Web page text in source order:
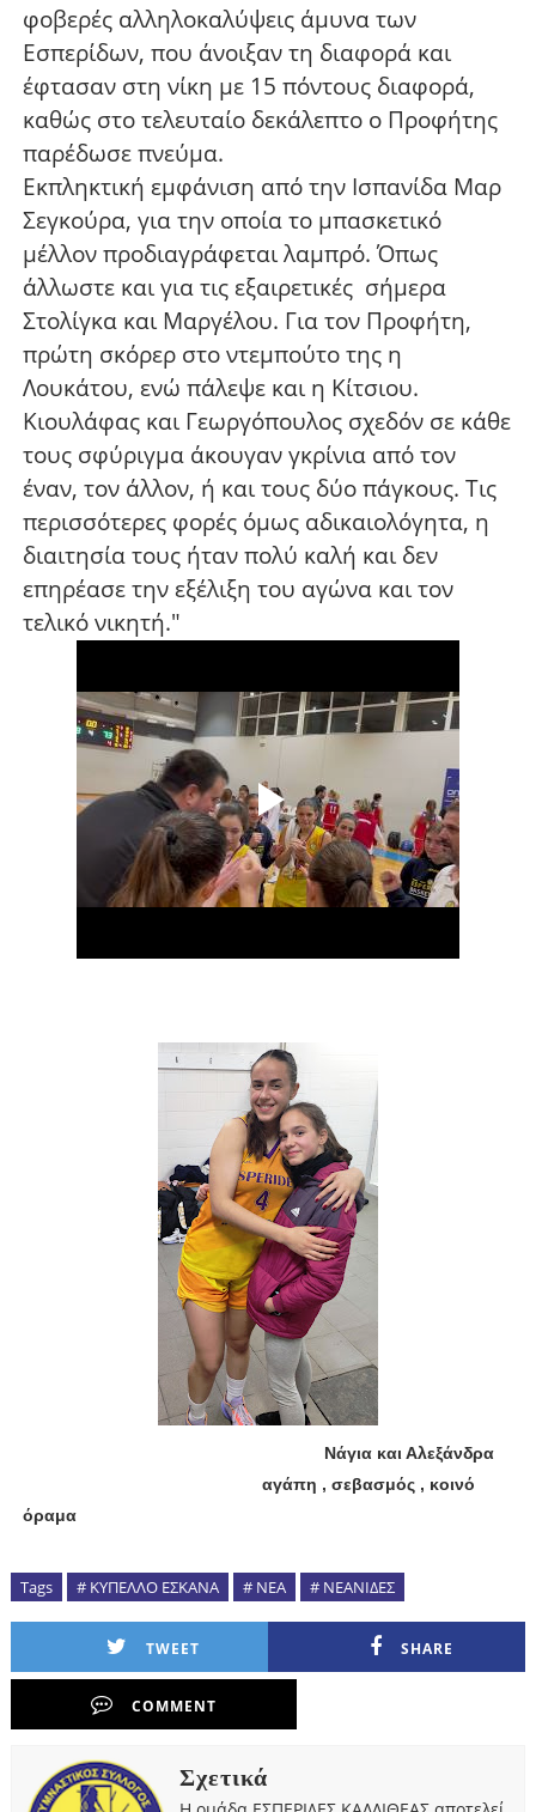
φοβερές αλληλοκαλύψεις άμυνα των
Εσπερίδων, που άνοιξαν τη διαφορά και
έφτασαν στη νίκη με 15 πόντους διαφορά,
καθώς στο τελευταίο δεκάλεπτο ο Προφήτης
παρέδωσε πνεύμα.
Εκπληκτική εμφάνιση από την Ισπανίδα Μαρ
Σεγκούρα, για την οποία το μπασκετικό
μέλλον προδιαγράφεται λαμπρό. Όπως
άλλωστε και για τις εξαιρετικές σήμερα
Στολίγκα και Μαργέλου. Για τον Προφήτη,
πρώτη σκόρερ στο ντεμπούτο της η
Λουκάτου, ενώ πάλεψε και η Κίτσιου.
Κιουλάφας και Γεωργόπουλος σχεδόν σε κάθε
τους σφύριγμα άκουγαν γκρίνια από τον
έναν, τον άλλον, ή και τους δύο πάγκους. Τις
περισσότερες φορές όμως αδικαιολόγητα, η
διαιτησία τους ήταν πολύ καλή και δεν
επηρέασε την εξέλιξη του αγώνα και τον
τελικό νικητή."
Νάγια και Αλεξάνδρα
αγάπη , σεβασμός , κοινό
όραμα
Tags # ΚΥΠΕΛΛΟ ΕΣΚΑΝΑ # ΝΕΑ # ΝΕΑΝΙΔΕΣ
TWEET SHARE
COMMENT
Σχετικά